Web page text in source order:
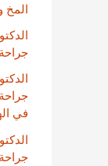
المخ
في